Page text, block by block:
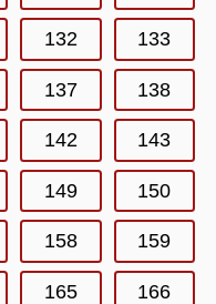
132 133
137 138
142 143
149 150
158 159
165 166